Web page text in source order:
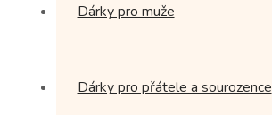
Dárky pro muže
Dárky pro přátele a sourozence